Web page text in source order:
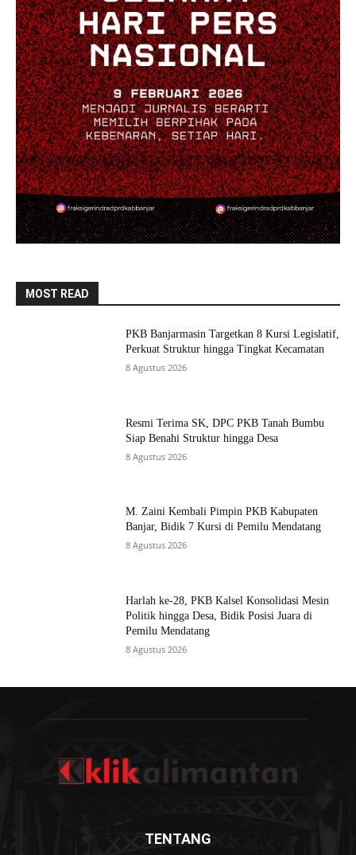
MOST READ
PKB Banjarmasin Targetkan 8 Kursi Legislatif,
Perkuat Struktur hingga Tingkat Kecamatan
8 Agustus 2026
Resmi Terima SK, DPC PKB Tanah Bumbu
Siap Benahi Struktur hingga Desa
8 Agustus 2026
M. Zaini Kembali Pimpin PKB Kabupaten
Banjar, Bidik 7 Kursi di Pemilu Mendatang
8 Agustus 2026
Harlah ke-28, PKB Kalsel Konsolidasi Mesin
Politik hingga Desa, Bidik Posisi Juara di
Pemilu Mendatang
8 Agustus 2026
TENTANG